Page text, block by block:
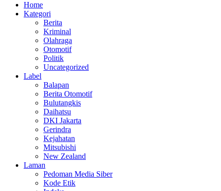
Home
Kategori
Berita
Kriminal
Olahraga
Otomotif
Politik
Uncategorized
Label
Balapan
Berita Otomotif
Bulutangkis
Daihatsu
DKI Jakarta
Gerindra
Kejahatan
Mitsubishi
New Zealand
Laman
Pedoman Media Siber
Kode Etik